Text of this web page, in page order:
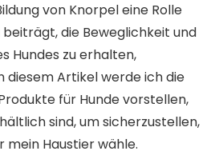
von Knorpel eine Rolle
die Beweglichkeit und
Hundes zu erhalten,
diesem Artikel werde ich die
für Hunde vorstellen,
sind, um sicherzustellen,
mein Haustier wähle.